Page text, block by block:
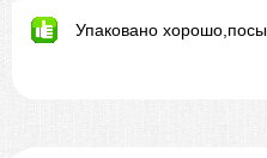
Упаковано